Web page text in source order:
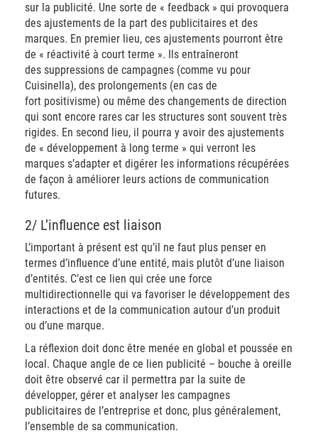
sur la publicité. Une sorte de « feedback » qui provoquera
des ajustements de la part des publicitaires et des
marques. En premier lieu, ces ajustements pourront être
de « réactivité à court terme ». Ils entraîneront
des suppressions de campagnes (comme vu pour
Cuisinella), des prolongements (en cas de
fort positivisme) ou même des changements de direction
qui sont encore rares car les structures sont souvent très
rigides. En second lieu, il pourra y avoir des ajustements
de « développement à long terme » qui verront les
marques s’adapter et digérer les informations récupérées
de façon à améliorer leurs actions de communication
futures.
2/ L’influence est liaison
L’important à présent est qu’il ne faut plus penser en
termes d’influence d’une entité, mais plutôt d’une liaison
d’entités. C’est ce lien qui crée une force
multidirectionnelle qui va favoriser le développement des
interactions et de la communication autour d’un produit
ou d’une marque.
La réflexion doit donc être menée en global et poussée en
local. Chaque angle de ce lien publicité – bouche à oreille
doit être observé car il permettra par la suite de
développer, gérer et analyser les campagnes
publicitaires de l’entreprise et donc, plus généralement,
l’ensemble de sa communication.